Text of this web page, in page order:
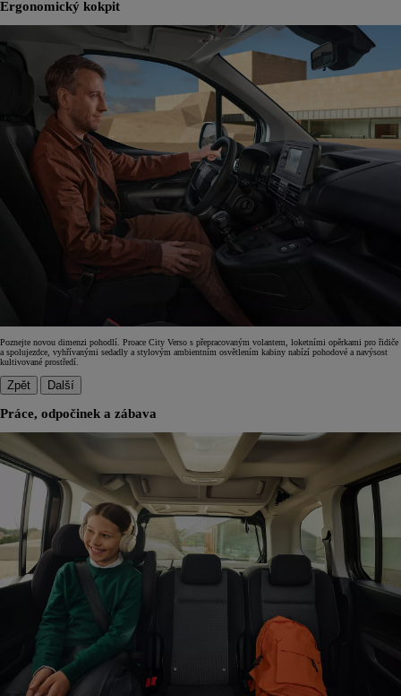
Ergonomický kokpit
Poznejte novou dimenzi pohodlí. Proace City Verso s přepracovaným volantem, loketními opěrkami pro řidiče
a spolujezdce, vyhřívanými sedadly a stylovým ambientním osvětlením kabiny nabízí pohodové a navýsost
kultivované prostředí.
Zpět Další
Práce, odpočinek a zábava